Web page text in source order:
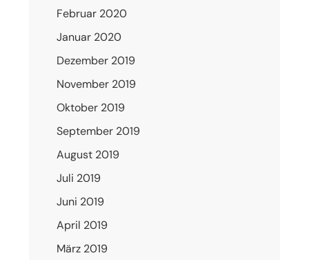
Februar 2020
Januar 2020
Dezember 2019
November 2019
Oktober 2019
September 2019
August 2019
Juli 2019
Juni 2019
April 2019
März 2019